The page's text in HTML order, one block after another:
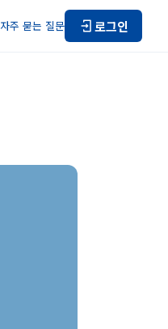
자주 묻는 질문 로그인